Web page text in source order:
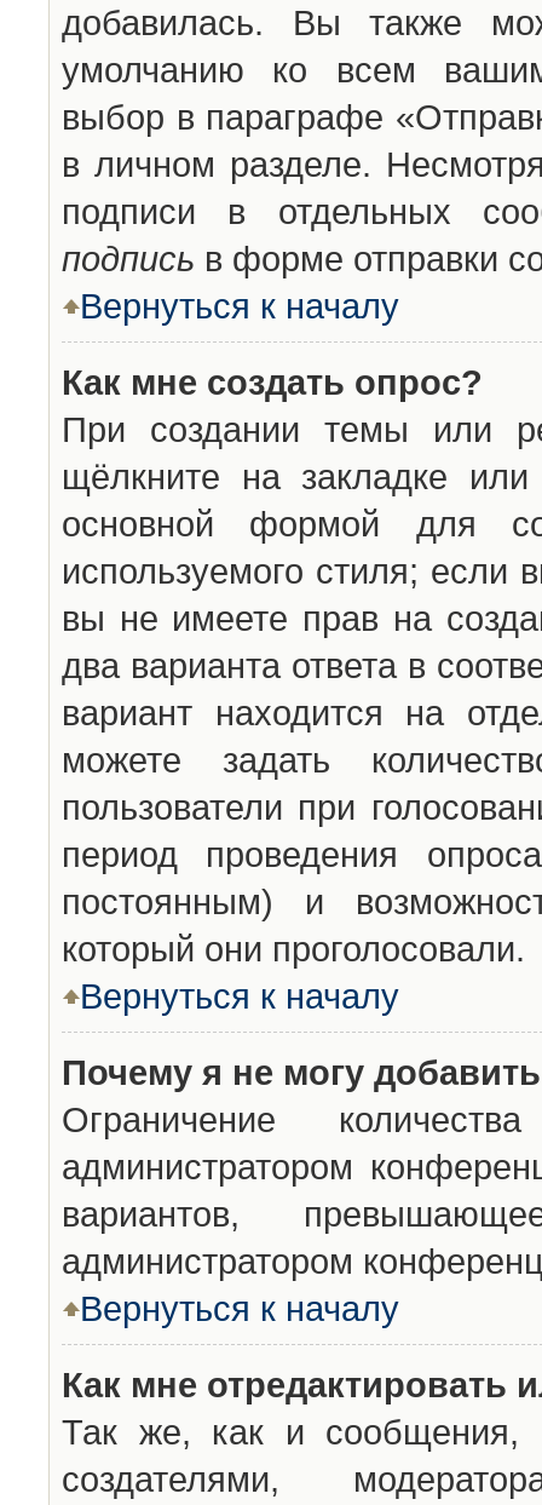
добавилась. Вы также
умолчанию ко всем
выбор в параграфе
в личном разделе.
подписи в отдельных
подпись в форме отправки
Вернуться к началу
Как мне создать опрос?
При создании темы или
щёлкните на закладке
основной формой для
используемого стиля; если
вы не имеете прав на
два варианта ответа в
вариант находится на
можете задать
пользователи при
период проведения
постоянным) и
который они проголосовали.
Вернуться к началу
Почему я не могу
Ограничение
администратором
вариантов,
администратором
Вернуться к началу
Как мне отредактировать
Так же, как и сообщения,
создателями,